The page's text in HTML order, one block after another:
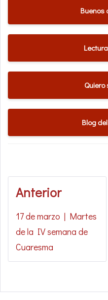
Buenos
Quiero
Blog
Anterior
17 de marzo | Martes
de la IV semana de
Cuaresma